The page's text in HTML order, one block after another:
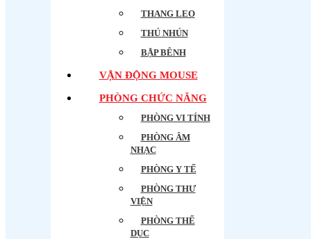
THANG LEO
THÚ NHÚN
BẬP BÊNH
VẬN ĐỘNG MOUSE
PHÒNG CHỨC NĂNG
PHÒNG VI TÍNH
PHÒNG ÂM
NHẠC
PHÒNG Y TẾ
PHÒNG THƯ
VIỆN
PHÒNG THỂ
DỤC